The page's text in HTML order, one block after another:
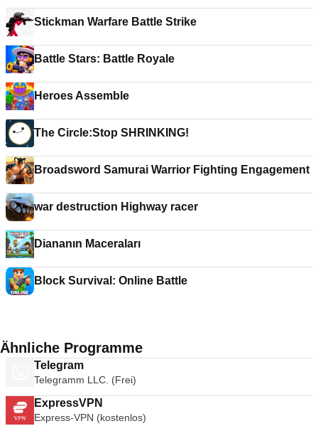
Stickman Warfare Battle Strike
Battle Stars: Battle Royale
Heroes Assemble
The Circle:Stop SHRINKING!
Broadsword Samurai Warrior Fighting Engagement
war destruction Highway racer
Diananın Maceraları
Block Survival: Online Battle
Ähnliche Programme
Telegram
Telegramm LLC. (Frei)
ExpressVPN
Express-VPN (kostenlos)